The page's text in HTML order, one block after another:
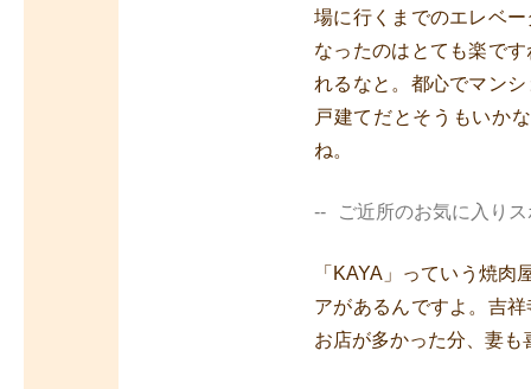
場に行くまでのエレベ
なったのはとても楽で
れるなと。都心でマン
戸建てだとそうもいか
ね。
ご近所のお気に入り
「KAYA」っていう焼
アがあるんですよ。吉
お店が多かった分、妻も